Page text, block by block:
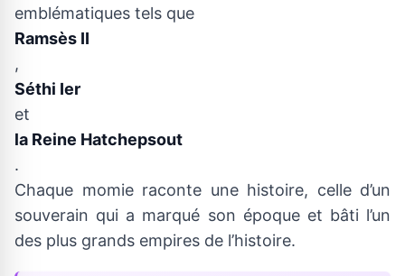
emblématiques tels que
Ramsès II
,
Séthi Ier
et
la Reine Hatchepsout
.
Chaque momie raconte une histoire, celle d’un
souverain qui a marqué son époque et bâti l’un
des plus grands empires de l’histoire.